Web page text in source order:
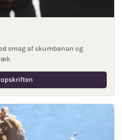
smag af skumbanan og
opskriften